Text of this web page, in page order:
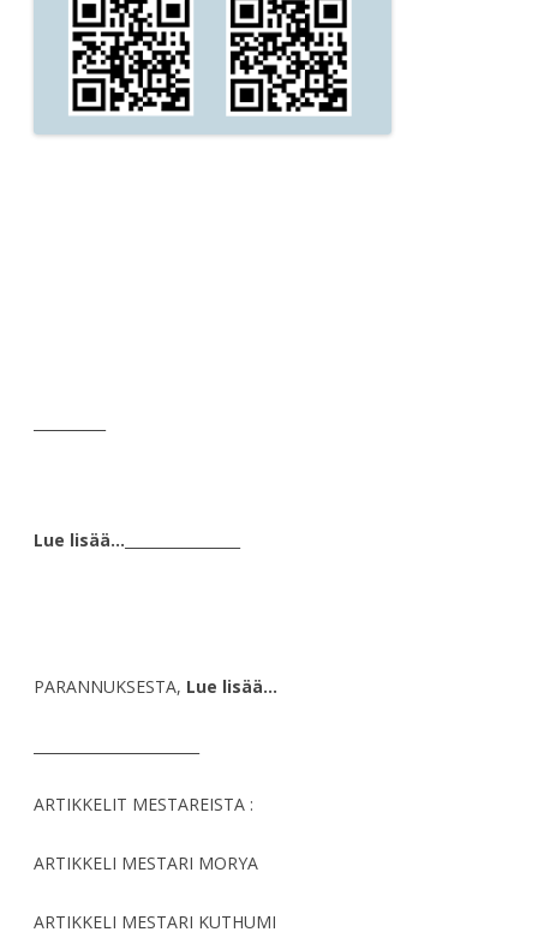
Lue lisää…
PARANNUKSESTA, Lue lisää…
ARTIKKELIT MESTAREISTA :
ARTIKKELI MESTARI MORYA
ARTIKKELI MESTARI KUTHUMI